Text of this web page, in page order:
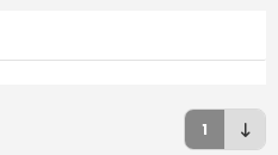
1